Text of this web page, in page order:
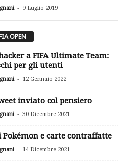
- 9 Luglio 2019
OPEN
a FIFA Ultimate Team:
per gli utenti
- 12 Gennaio 2022
inviato col pensiero
- 30 Dicembre 2021
Pokémon e carte contraffatte
- 14 Dicembre 2021